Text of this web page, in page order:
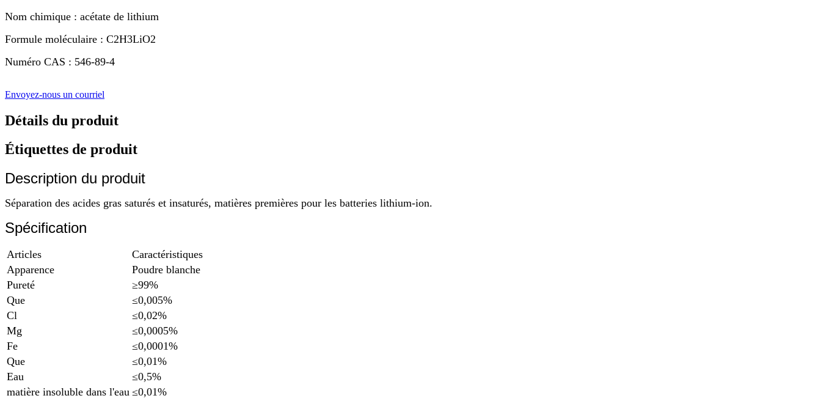
Nom chimique : acétate de lithium
Formule moléculaire : C2H3LiO2
Numéro CAS : 546-89-4
Envoyez-nous un courriel
Détails du produit
Étiquettes de produit
Description du produit
Séparation des acides gras saturés et insaturés, matières premières pour les batteries lithium-ion.
Spécification
Articles
Caractéristiques
Apparence
Poudre blanche
Pureté
≥99%
Que
≤0,005%
Cl
≤0,02%
Mg
≤0,0005%
Fe
≤0,0001%
Que
≤0,01%
Eau
≤0,5%
matière insoluble dans l'eau ≤0,01%